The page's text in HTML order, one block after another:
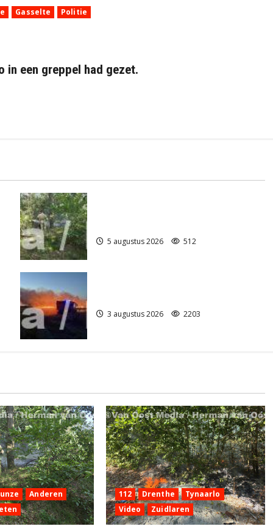
Gasselte Politie
in een greppel had gezet.
5 augustus 2026 512
3 augustus 2026 2203
Anderen
112 Drenthe
Tynaarlo
Video
Zuidlaren